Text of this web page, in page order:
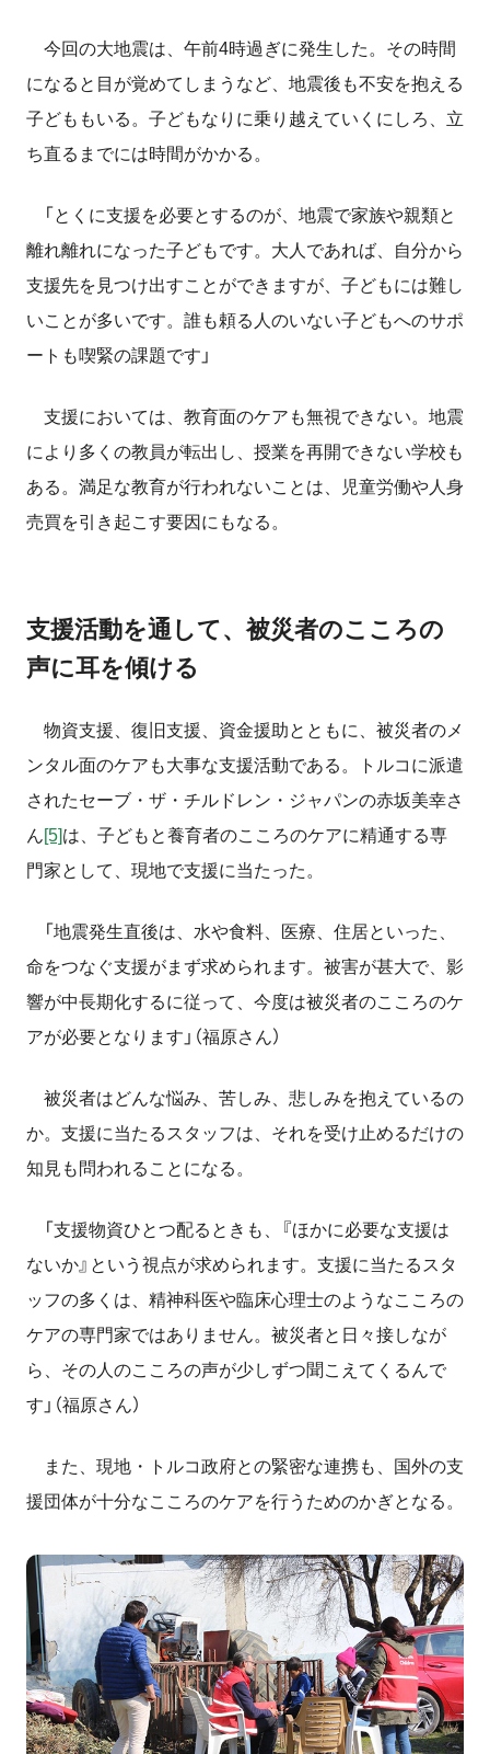
今回の大地震は、午前4時過ぎに発生した。その時間
になると目が覚めてしまうなど、地震後も不安を抱える
子どももいる。子どもなりに乗り越えていくにしろ、立
ち直るまでには時間がかかる。
「とくに支援を必要とするのが、地震で家族や親類と
離れ離れになった子どもです。大人であれば、自分から
支援先を見つけ出すことができますが、子どもには難し
いことが多いです。誰も頼る人のいない子どもへのサポ
ートも喫緊の課題です」
支援においては、教育面のケアも無視できない。地震
により多くの教員が転出し、授業を再開できない学校も
ある。満足な教育が行われないことは、児童労働や人身
売買を引き起こす要因にもなる。
支援活動を通して、被災者のこころの
声に耳を傾ける
物資支援、復旧支援、資金援助とともに、被災者のメ
ンタル面のケアも大事な支援活動である。トルコに派遣
されたセーブ・ザ・チルドレン・ジャパンの赤坂美幸さ
ん[5]は、子どもと養育者のこころのケアに精通する専
門家として、現地で支援に当たった。
「地震発生直後は、水や食料、医療、住居といった、
命をつなぐ支援がまず求められます。被害が甚大で、影
響が中長期化するに従って、今度は被災者のこころのケ
アが必要となります」（福原さん）
被災者はどんな悩み、苦しみ、悲しみを抱えているの
か。支援に当たるスタッフは、それを受け止めるだけの
知見も問われることになる。
「支援物資ひとつ配るときも、『ほかに必要な支援は
ないか』という視点が求められます。支援に当たるスタ
ッフの多くは、精神科医や臨床心理士のようなこころの
ケアの専門家ではありません。被災者と日々接しなが
ら、その人のこころの声が少しずつ聞こえてくるんで
す」（福原さん）
また、現地・トルコ政府との緊密な連携も、国外の支
援団体が十分なこころのケアを行うためのかぎとなる。